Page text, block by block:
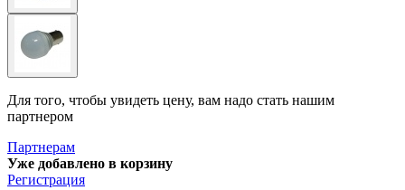
Для того, чтобы увидеть цену, вам надо стать нашим
партнером
Партнерам
Уже добавлено в корзину
Регистрация